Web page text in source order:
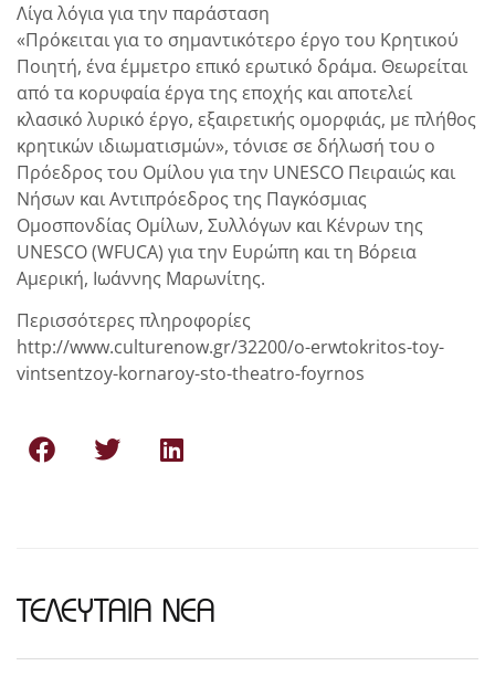
Λίγα λόγια για την παράσταση
«Πρόκειται για το σημαντικότερο έργο του Κρητικού
Ποιητή, ένα έμμετρο επικό ερωτικό δράμα. Θεωρείται
από τα κορυφαία έργα της εποχής και αποτελεί
κλασικό λυρικό έργο, εξαιρετικής ομορφιάς, με πλήθος
κρητικών ιδιωματισμών», τόνισε σε δήλωσή του ο
Πρόεδρος του Ομίλου για την UNESCO Πειραιώς και
Νήσων και Αντιπρόεδρος της Παγκόσμιας
Ομοσπονδίας Ομίλων, Συλλόγων και Κένρων της
UNESCO (WFUCA) για την Ευρώπη και τη Βόρεια
Αμερική, Ιωάννης Μαρωνίτης.
Περισσότερες πληροφορίες
http://www.culturenow.gr/32200/o-erwtokritos-toy-
vintsentzoy-kornaroy-sto-theatro-foyrnos
ΤΕΛΕΥΤΑΙΑ ΝΕΑ